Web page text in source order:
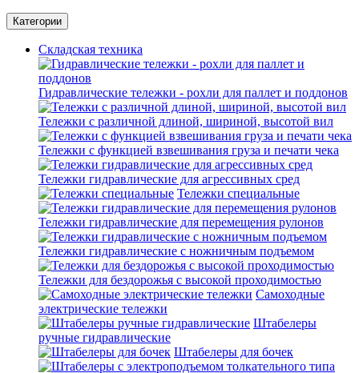
Категории
Складская техника
Гидравлические тележки - рохли для паллет и поддонов
Тележки с различной длиной, шириной, высотой вил
Тележки с функцией взвешивания груза и печати чека
Тележки гидравлические для агрессивных сред
Тележки специальные
Тележки гидравлические для перемещения рулонов
Тележки гидравлические с ножничным подъемом
Тележки для бездорожья с высокой проходимостью
Самоходные
электрические тележки
Штабелеры
ручные гидравлические
Штабелеры для бочек